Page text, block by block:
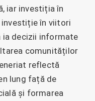
iar investiția în
investiție în viitori
ia decizii informate
comunităților
reflectă
lung față de
și formarea